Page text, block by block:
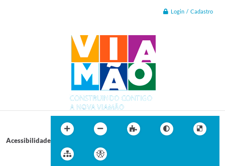
Login / Cadastro
Acessibilidade